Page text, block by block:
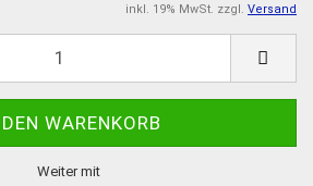
inkl. 19% MwSt. zzgl. Versand
Weiter mit